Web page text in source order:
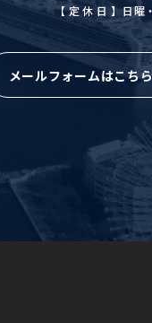
【定休日】日曜
メールフォームはこち